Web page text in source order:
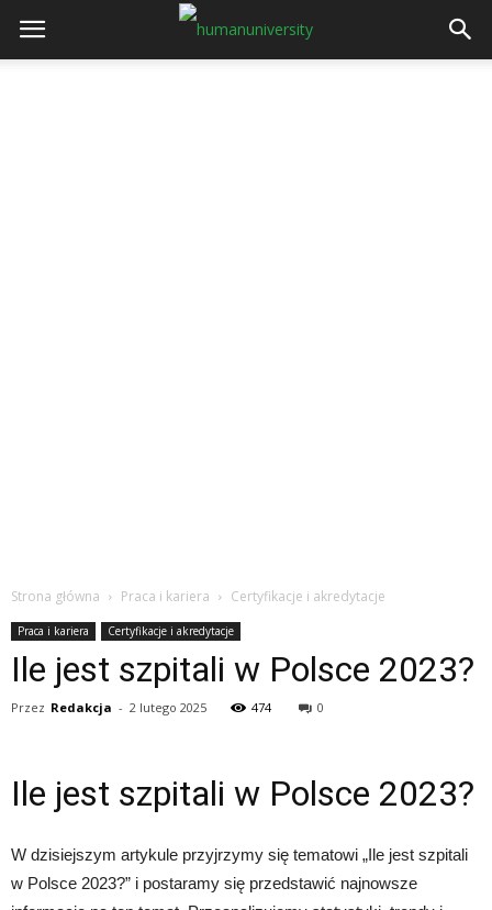
Strona główna Praca i kariera Certyfikacje i akredytacje
Praca i kariera Certyfikacje i akredytacje
Ile jest szpitali w Polsce 2023?
Przez Redakcja - 2 lutego 2025 474 0
Ile jest szpitali w Polsce 2023?
W dzisiejszym artykule przyjrzymy się tematowi „Ile jest szpitali
w Polsce 2023?” i postaramy się przedstawić najnowsze